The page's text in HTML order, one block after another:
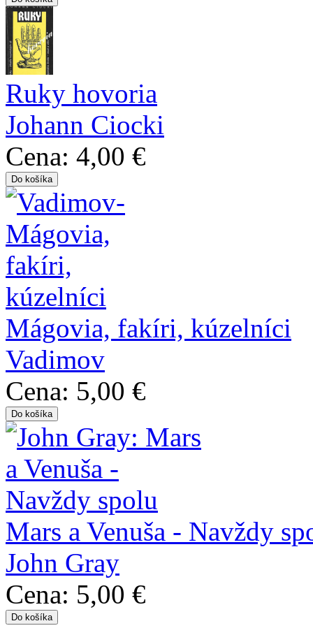
Ruky hovoria
Johann Ciocki
Cena: 4,00 €
Mágovia, fakíri, kúzelníci
Vadimov
Cena: 5,00 €
Mars a Venuša - Navždy
John Gray
Cena: 5,00 €